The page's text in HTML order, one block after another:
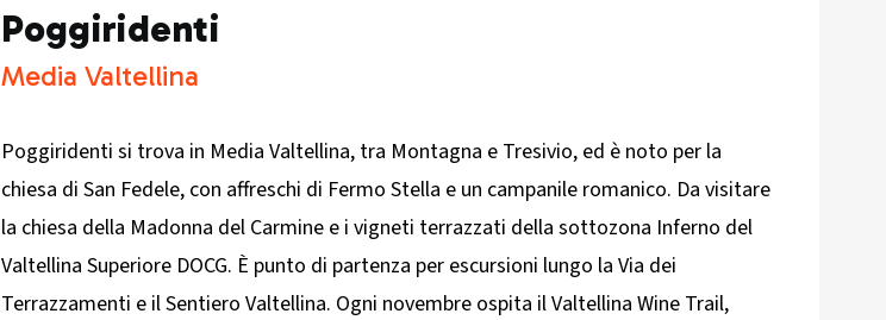
Poggiridenti
Media Valtellina
Poggiridenti si trova in Media Valtellina, tra Montagna e Tresivio, ed è noto per la
chiesa di San Fedele, con affreschi di Fermo Stella e un campanile romanico. Da visitare
la chiesa della Madonna del Carmine e i vigneti terrazzati della sottozona Inferno del
Valtellina Superiore DOCG. È punto di partenza per escursioni lungo la Via dei
Terrazzamenti e il Sentiero Valtellina. Ogni novembre ospita il Valtellina Wine Trail,